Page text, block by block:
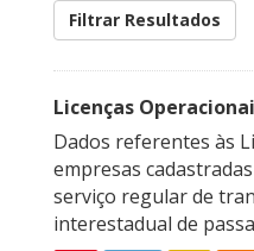
Filtrar Resultados
Licenças
Dados referentes às
empresas
serviço regular de
interestadual de